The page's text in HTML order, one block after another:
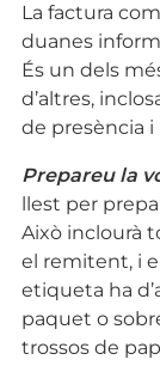
La factura
duanes
És un dels
d’altres,
de presència i
Prepareu la
llest per
Això inclourà
el remitent, i
etiqueta ha
paquet o
trossos de